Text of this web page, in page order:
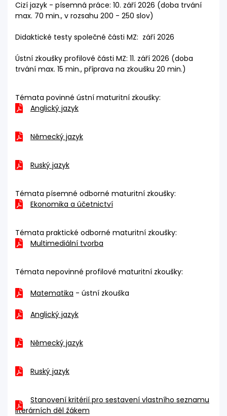
Cizí jazyk - písemná práce: 10. září 2026 (doba trvání
max. 70 min., v rozsahu 200 - 250 slov)
Didaktické testy společné části MZ: září 2026
Ústní zkoušky profilové části MZ: 11. září 2026 (doba
trvání max. 15 min., příprava na zkoušku 20 min.)
Témata povinné ústní maturitní zkoušky:
Anglický jazyk
Německý jazyk
Ruský jazyk
Témata písemné odborné maturitní zkoušky:
Ekonomika a účetnictví
Témata praktické odborné maturitní zkoušky:
Multimediální tvorba
Témata nepovinné profilové maturitní zkoušky:
Matematika - ústní zkouška
Anglický jazyk
Německý jazyk
Ruský jazyk
Stanovení kritérií pro sestavení vlastního seznamu
literárních děl žákem